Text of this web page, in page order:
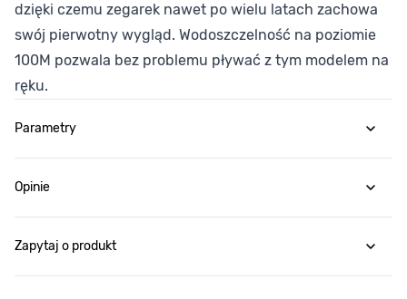
dzięki czemu zegarek nawet po wielu latach zachowa
swój pierwotny wygląd. Wodoszczelność na poziomie
100M pozwala bez problemu pływać z tym modelem na
ręku.
Parametry
Opinie
Zapytaj o produkt